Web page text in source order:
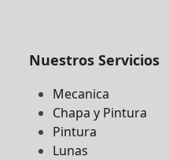
Nuestros Servicios
Mecanica
Chapa y Pintura
Pintura
Lunas